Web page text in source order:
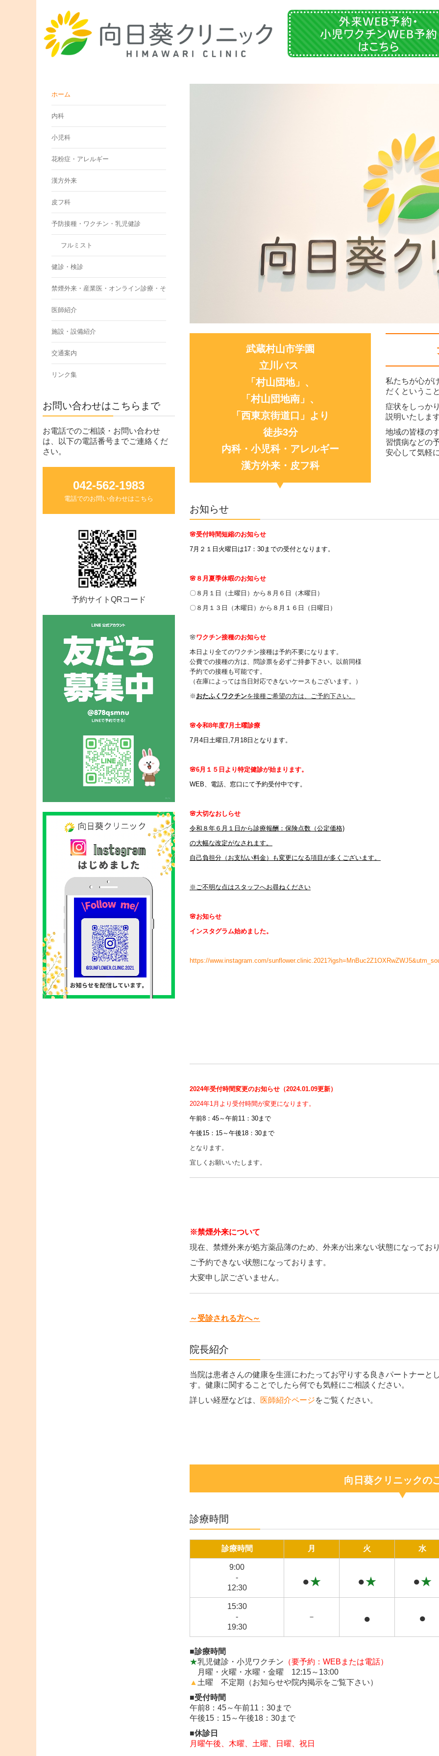
ホーム
内科
小児科
花粉症・アレルギー
漢方外来
皮フ科
予防接種・ワクチン・乳児健診
フルミスト
健診・検診
禁煙外来・産業医・オンライン診療・その他
医師紹介
施設・設備紹介
交通案内
リンク集
お問い合わせはこちらまで
お電話でのご相談・お問い合わせ
は、以下の電話番号までご連絡くだ
さい。
042-562-1983
電話でのお問い合わせはこちら
予約サイトQRコード
武蔵村山市学園
立川バス
「村山団地」、
「村山団地南」、
「西東京街道口」より
徒歩3分
内科・小児科・ アレルギー
漢方外来・ 皮フ科
私たちが心が
だくというこ
症状をしっか
説明いたしま
地域の皆様の
習慣病などの
安心して気軽
お知らせ
🌸受付時間短縮のお知らせ
7月２１日火曜日は17：30までの受付となります。
🌸８月夏季休暇のお知らせ
〇８月１日（土曜日）から８月６日（木曜日）
〇８月１３日（木曜日）から８月１６日（日曜日）
🌸ワクチン接種のお知らせ
本日より全てのワクチン接種は予約不要になります。
公費での接種の方は、問診票を必ずご持参下さい。以前同様
予約での接種も可能です。
（在庫によっては当日対応できないケースもございます。）
※ おたふくワクチンを接種ご希望の方は、ご予約下さい。
🌸令和8年度7月土曜診療
7月4 日土曜日,7月18日 となります。
🌸6月１５日より特定健診が始まります。
WEB、電話、窓口にて予約受付中です。
🌸大切なおしらせ
令和８年６月１日から診療報酬：保険点数（公定価格)
の大幅な改定がなされます。
自己負担分（お支払い料金）も変更になる項目が多くございます。
※ご不明な点はスタッフへお尋ねください
🌸お知らせ
インスタグラム始めました。
https://www.instagram.com/
2024年受付時間変更のお知らせ（2024.01.09更新）
2024年1月より受付時間が変更になります。
午前8：45～午前11：30まで
午後15：15～午後18：30まで
となります。
宜しくお願いいたします。
※禁煙外来について
現在、禁煙外来が処方薬品薄のため、外来が出来ない状態になってお
ご予約できない状態になっております。
大変申し訳ございません。
～受診される方へ～
院長紹介
当院は患者さんの健康を生涯にわたってお守りする良きパートナーと
す。健康に関することでしたら何でも気軽にご相談ください。
詳しい経歴などは、
医師紹介ページをご覧ください。
向日葵クリニックの
診療時間
診療時間 月 火 水
9:00
-
12:30
●★ ●★ ●★
15:30
-
19:30
－ ● ●
■診療時間
★乳児健診・小児ワクチン （要予約：WEBまたは電話）
月曜・ 火曜・ 水曜・ 金曜 12:15～13:00
▲ 土曜 不定期（お知らせや院内掲示をご覧下さい）
■受付時間
午前8：45～午前11：30まで
午後15：15～午後18：30まで
■休診日
月曜午後、 木曜、土曜、日曜、祝日